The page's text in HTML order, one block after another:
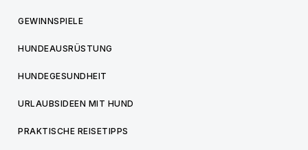
GEWINNSPIELE
HUNDEAUSRÜSTUNG
HUNDEGESUNDHEIT
URLAUBSIDEEN MIT HUND
PRAKTISCHE REISETIPPS